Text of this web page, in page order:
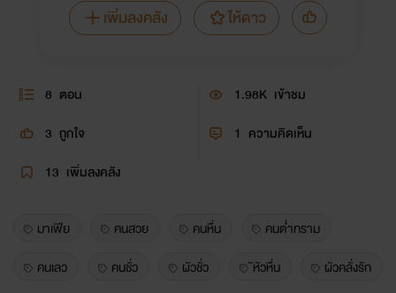
เพิ่มลงคลัง
ให้ดาว
8 ตอน 1.98K เข้าชม
3 ถูกใจ 1 ความคิดเห็น
13 เพิ่มลงคลัง
มาเฟีย คนสวย คนหื่น
คนต่ำทราม
คนเลว
คนชั่ว ผัวชั่ว ัหัวหื่น
ผัวคลั่งรัก